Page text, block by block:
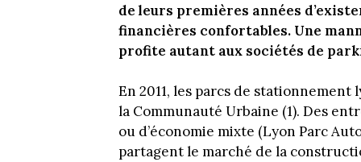
de leurs premières années
financières confortables. Une
profite autant aux sociétés de
En 2011, les parcs de
la Communauté Urbaine (1). Des
ou d’économie mixte (Lyon Parc
partagent le marché de la